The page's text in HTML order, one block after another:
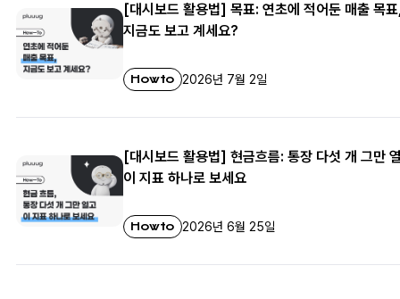
[대시보드 활용법] 목표: 연초에 적어둔 매출 목
지금도 보고 계세요?
Howto 2026년 7월 2일
[대시보드 활용법] 현금흐름: 통장 다섯 개 그만
이 지표 하나로 보세요
Howto 2026년 6월 25일